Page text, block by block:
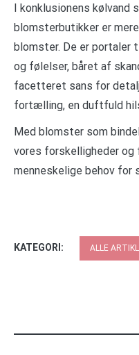
I konklusionens kølvand
blomsterbutikker er
blomster. De er
og følelser, båret af
facetteret sans for
fortælling, en duftfuld
Med blomster som
vores forskelligheder
menneskelige behov for
KATEGORI: ALLE